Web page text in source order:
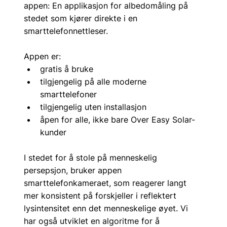
appen: En applikasjon for albedomåling på
stedet som kjører direkte i en
smarttelefonnettleser.
Appen er:
gratis å bruke
tilgjengelig på alle moderne
smarttelefoner
tilgjengelig uten installasjon
åpen for alle, ikke bare Over Easy Solar-
kunder
I stedet for å stole på menneskelig
persepsjon, bruker appen
smarttelefonkameraet, som reagerer langt
mer konsistent på forskjeller i reflektert
lysintensitet enn det menneskelige øyet. Vi
har også utviklet en algoritme for å